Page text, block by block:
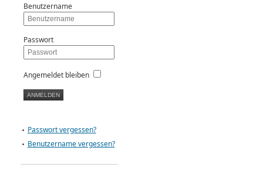
Benutzername
Passwort
Angemeldet bleiben
Passwort vergessen?
Benutzername vergessen?